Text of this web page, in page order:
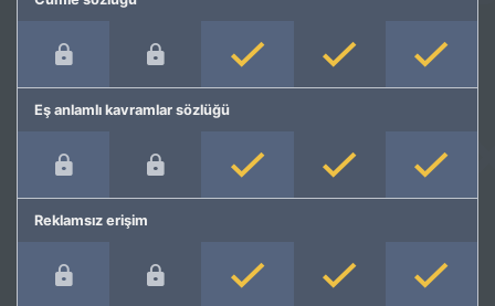
Eş anlamlı kavramlar sözlüğü
Reklamsız erişim